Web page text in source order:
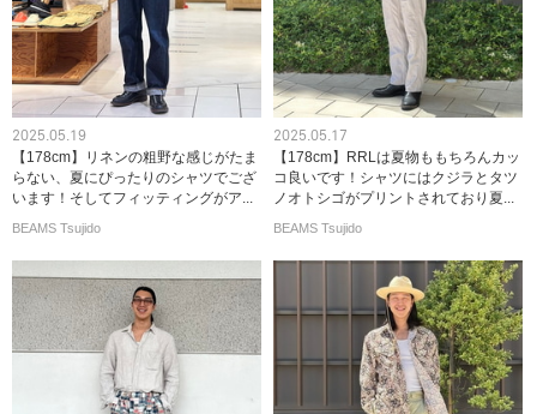
2025.05.19
【178cm】リネンの粗野な感じがたま
らない、夏にぴったりのシャツでござ
います！そしてフィッティングがア...
BEAMS Tsujido
2025.05.17
【178cm】RRLは夏物ももちろんカッ
コ良いです！シャツにはクジラとタツ
ノオトシゴがプリントされており夏...
BEAMS Tsujido